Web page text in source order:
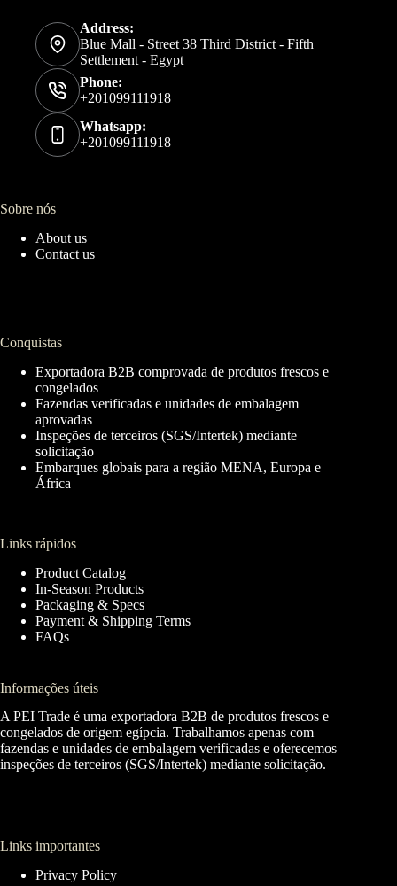
Address:
Blue Mall - Street 38 Third District - Fifth
Settlement - Egypt
Phone:
+201099111918
Whatsapp:
+201099111918
Sobre nós
About us
Contact us
Conquistas
Exportadora B2B comprovada de produtos frescos e
congelados
Fazendas verificadas e unidades de embalagem
aprovadas
Inspeções de terceiros (SGS/Intertek) mediante
solicitação
Embarques globais para a região MENA, Europa e
África
Links rápidos
Product Catalog
In-Season Products
Packaging & Specs
Payment & Shipping Terms
FAQs
Informações úteis
A PEI Trade é uma exportadora B2B de produtos frescos e
congelados de origem egípcia. Trabalhamos apenas com
fazendas e unidades de embalagem verificadas e oferecemos
inspeções de terceiros (SGS/Intertek) mediante solicitação.
Links importantes
Privacy Policy